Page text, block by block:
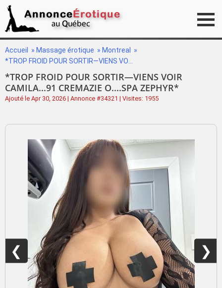
Accueil » Massage érotique » Montreal
»
*TROP FROID POUR SORTIR—VIENS VOIR
CAMILA...91 CREMAZIE O....SPA ZEPHYR*
Ajouté le Apr 30, 2026 | Annonce #34321 | Visites: 1955
❮ ❯